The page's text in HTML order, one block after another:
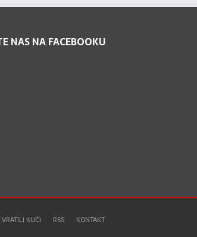
NAS NA FACEBOOKU
KUĆI
RSS KONTAKT